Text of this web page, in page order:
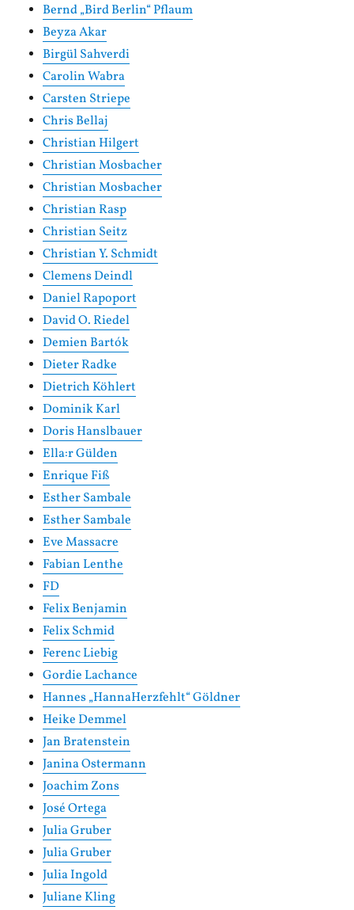
Bernd „Bird Berlin“ Pflaum
Beyza Akar
Birgül Sahverdi
Carolin Wabra
Carsten Striepe
Chris Bellaj
Christian Hilgert
Christian Mosbacher
Christian Mosbacher
Christian Rasp
Christian Seitz
Christian Y. Schmidt
Clemens Deindl
Daniel Rapoport
David O. Riedel
Demien Bartók
Dieter Radke
Dietrich Köhlert
Dominik Karl
Doris Hanslbauer
Ella:r Gülden
Enrique Fiß
Esther Sambale
Esther Sambale
Eve Massacre
Fabian Lenthe
FD
Felix Benjamin
Felix Schmid
Ferenc Liebig
Gordie Lachance
Hannes „HannaHerzfehlt“ Göldner
Heike Demmel
Jan Bratenstein
Janina Ostermann
Joachim Zons
José Ortega
Julia Gruber
Julia Gruber
Julia Ingold
Juliane Kling